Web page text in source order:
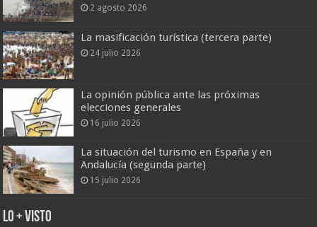
2 agosto 2026
La masificación turística (tercera parte)
24 julio 2026
La opinión pública ante las próximas
elecciones generales
16 julio 2026
La situación del turismo en España y en
Andalucía (segunda parte)
15 julio 2026
Lo + Visto